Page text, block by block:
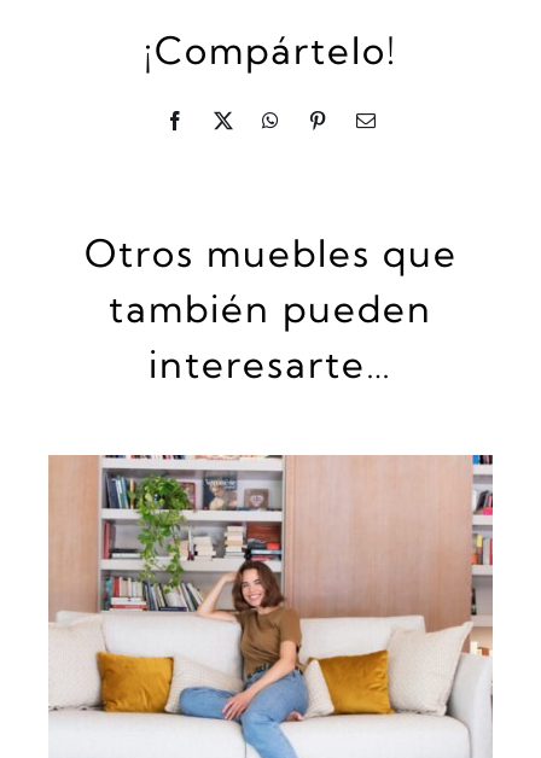
¡Compártelo!
Otros muebles que
también pueden
interesarte…
DETALLES